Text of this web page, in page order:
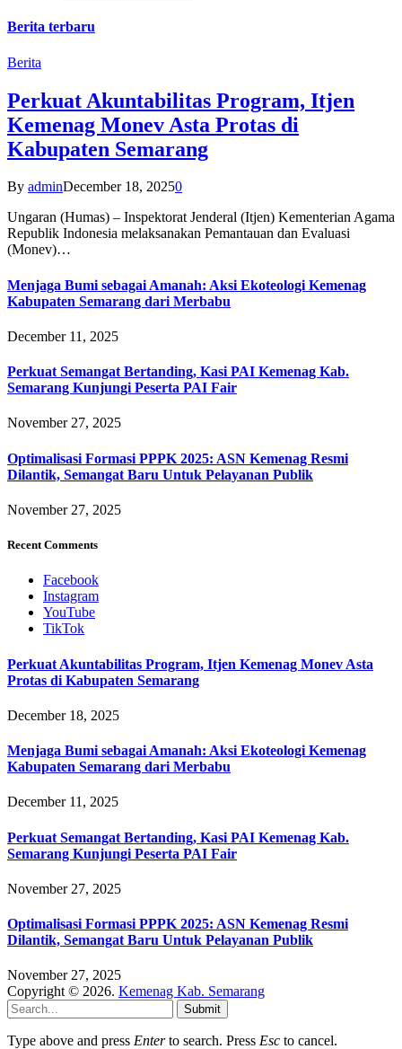
Berita terbaru
Berita
Perkuat Akuntabilitas Program, Itjen
Kemenag Monev Asta Protas di
Kabupaten Semarang
By adminDecember 18, 20250
Ungaran (Humas) – Inspektorat Jenderal (Itjen) Kementerian Agama
Republik Indonesia melaksanakan Pemantauan dan Evaluasi
(Monev)…
Menjaga Bumi sebagai Amanah: Aksi Ekoteologi Kemenag
Kabupaten Semarang dari Merbabu
December 11, 2025
Perkuat Semangat Bertanding, Kasi PAI Kemenag Kab.
Semarang Kunjungi Peserta PAI Fair
November 27, 2025
Optimalisasi Formasi PPPK 2025: ASN Kemenag Resmi
Dilantik, Semangat Baru Untuk Pelayanan Publik
November 27, 2025
Recent Comments
Facebook
Instagram
YouTube
TikTok
Perkuat Akuntabilitas Program, Itjen Kemenag Monev Asta
Protas di Kabupaten Semarang
December 18, 2025
Menjaga Bumi sebagai Amanah: Aksi Ekoteologi Kemenag
Kabupaten Semarang dari Merbabu
December 11, 2025
Perkuat Semangat Bertanding, Kasi PAI Kemenag Kab.
Semarang Kunjungi Peserta PAI Fair
November 27, 2025
Optimalisasi Formasi PPPK 2025: ASN Kemenag Resmi
Dilantik, Semangat Baru Untuk Pelayanan Publik
November 27, 2025
Copyright © 2026. Kemenag Kab. Semarang
Submit
Type above and press Enterto search. Press Esc to cancel.